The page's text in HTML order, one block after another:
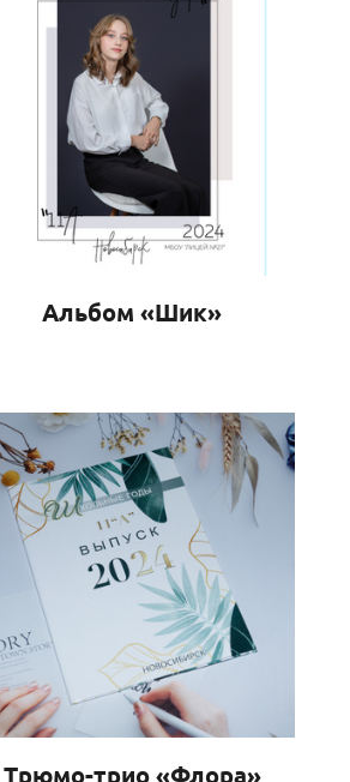
Альбом «Шик»
Трюмо-трио «Флора»